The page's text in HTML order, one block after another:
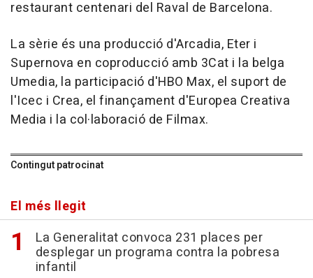
restaurant centenari del Raval de Barcelona.
La sèrie és una producció d'Arcadia, Eter i
Supernova en coproducció amb 3Cat i la belga
Umedia, la participació d'HBO Max, el suport de
l'Icec i Crea, el finançament d'Europea Creativa
Media i la col·laboració de Filmax.
Contingut patrocinat
El més llegit
La Generalitat convoca 231 places per
desplegar un programa contra la pobresa
infantil